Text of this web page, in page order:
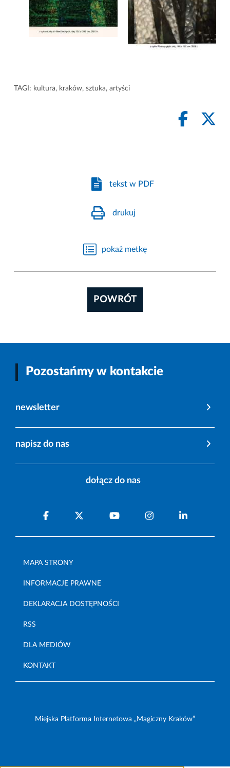
TAGI: kultura, kraków, sztuka, artyści
tekst w PDF
drukuj
pokaż metkę
POWRÓT
Pozostańmy w kontakcie
newsletter
napisz do nas
dołącz do nas
MAPA STRONY
INFORMACJE PRAWNE
DEKLARACJA DOSTĘPNOŚCI
RSS
DLA MEDIÓW
KONTAKT
Miejska Platforma Internetowa „Magiczny Kraków”